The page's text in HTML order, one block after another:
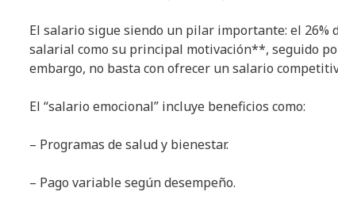
El salario sigue siendo un pilar importante: el 26%
salarial como su principal motivación**, seguido
embargo, no basta con ofrecer un salario
El “salario emocional” incluye beneficios como:
– Programas de salud y bienestar.
– Pago variable según desempeño.